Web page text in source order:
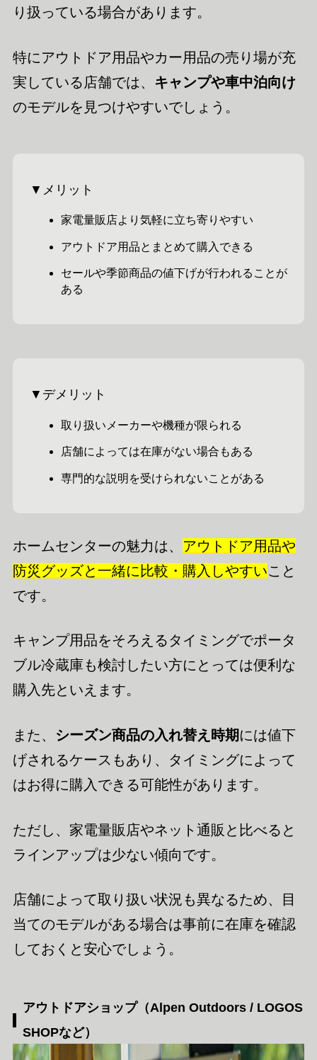
り扱っている場合があります。
特にアウトドア用品やカー用品の売り場が充
実している店舗では、 キャンプや車中泊向け
のモデルを見つけやすいでしょう。
▼メリット
家電量販店より気軽に立ち寄りやすい
アウトドア用品とまとめて購入できる
セールや季節商品の値下げが行われることが
ある
▼デメリット
取り扱いメーカーや機種が限られる
店舗によっては在庫がない場合もある
専門的な説明を受けられないことがある
ホームセンターの魅力は、 アウトドア用品や
防災グッズと一緒に比較・購入しやすいこと
です。
キャンプ用品をそろえるタイミングでポータ
ブル冷蔵庫も検討したい方にとっては便利な
購入先といえます。
また、 シーズン商品の入れ替え時期 には値下
げされるケースもあり、タイミングによって
はお得に購入できる可能性があります。
ただし、家電量販店やネット通販と比べると
ラインアップは少ない傾向です。
店舗によって取り扱い状況も異なるため、目
当てのモデルがある場合は事前に在庫を確認
しておくと安心でしょう。
アウトドアショップ（Alpen Outdoors / LOGOS
SHOPなど）